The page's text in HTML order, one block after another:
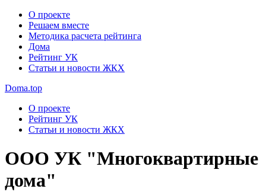
О проекте
Решаем вместе
Методика расчета рейтинга
Дома
Рейтинг УК
Статьи и новости ЖКХ
Doma.top
О проекте
Рейтинг УК
Статьи и новости ЖКХ
ООО УК "Многоквартирные
дома"